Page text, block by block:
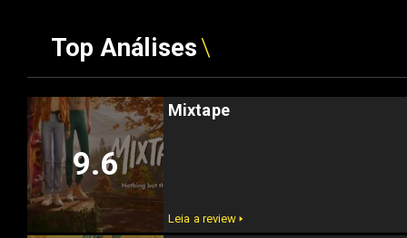
Top Análises
Mixtape
9.6
Leia a review 🢒